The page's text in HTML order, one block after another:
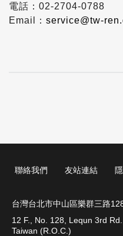
電話：02-2704-0788
Email： service@tw-
聯絡我們 友站連結
台灣台北市中山區樂群三路
12 F., No. 128, Lequn 3rd
Taiwan (R.O.C.)